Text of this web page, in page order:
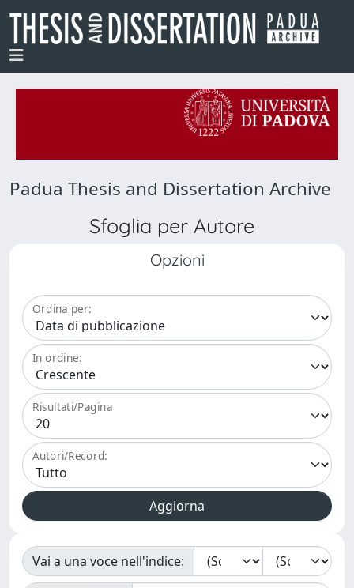
Padua Thesis and Dissertation Archive
Sfoglia per Autore
Opzioni
Ordina per:
In ordine:
Risultati/Pagina
Autori/Record:
Vai a una voce nell'indice: